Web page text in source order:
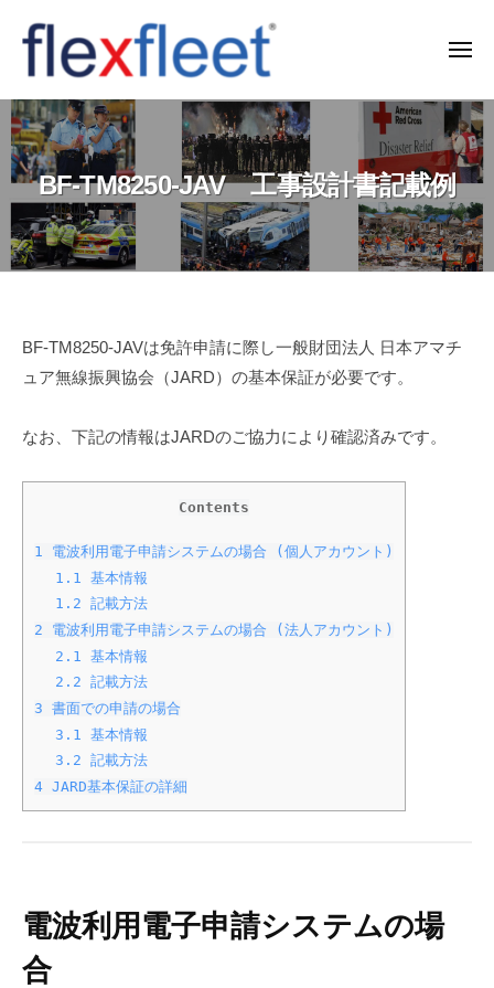
ン
ツ
へ
キ
ッ
F
l
e
x
F
l
t
C
.
メ
ー
BF-TM8250-JAV 工事設計書記載例
BF-
TM8250-
JAV
設
書
載
2025-
Sato
BF-TM8250-JAVは免許申請に際し一般財団法人 日本アマチ
ュア無線振興協会（JARD）の基本保証が必要です。
なお、下記の情報はJARDのご協力により確認済みです。
Contents
1
電波利用電子申請システムの場合 (個人アカウント)
1.1
基本情報
1.2 記載方法
2 電波利用電子申請システムの場合 (法人アカウント)
2.1
基本情報
2.2 記載方法
3 書面での申請の場合
3.1
基本情報
3.2 記載方法
4 JARD基本保証の詳細
電波利用電子申請システムの場
合